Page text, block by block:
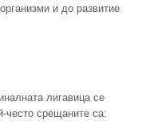
и до развитие
лигавица се
често срещаните са: